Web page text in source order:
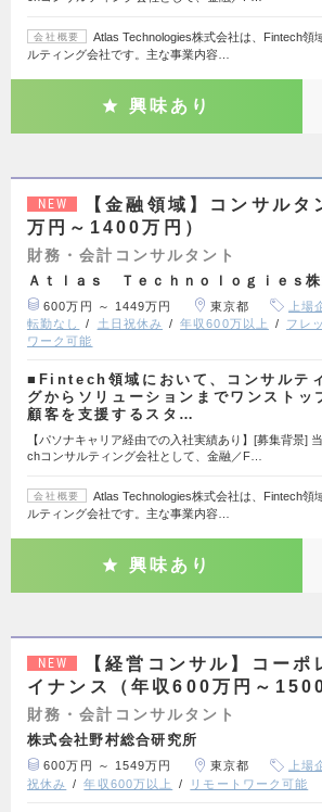
会社概要
Atlas Technologies株式会社は、Fintech領
ルティング会社です。主な事業内容…
興味あり
NEW
【金融領域】コンサル
万円～1400万円）
財務・会計コンサルタント
Ａｔｌａｓ Ｔｅｃｈｎｏｌｏｇｉｅｓ
600万円 ～ 1449万円 東京都 上場
転勤なし
土日祝休み 年収600万以上 フレ
ワーク可能
■Fintech領域において、コンサルテ
グからソリューションまでワンストッ
顧客を支援するスタ…
【パソナキャリア経由での入社実績あり】[募集背景]
chコンサルティング会社として、金融／F…
会社概要
Atlas Technologies株式会社は、Fintech領
ルティング会社です。主な事業内容…
興味あり
NEW
【経営コンサル】コーポ
イナンス（年収600万円～
財務・会計コンサルタント
株式会社野村総合研究所
600万円 ～ 1549万円 東京都 上場
祝休み
年収600万以上 リモートワーク可能